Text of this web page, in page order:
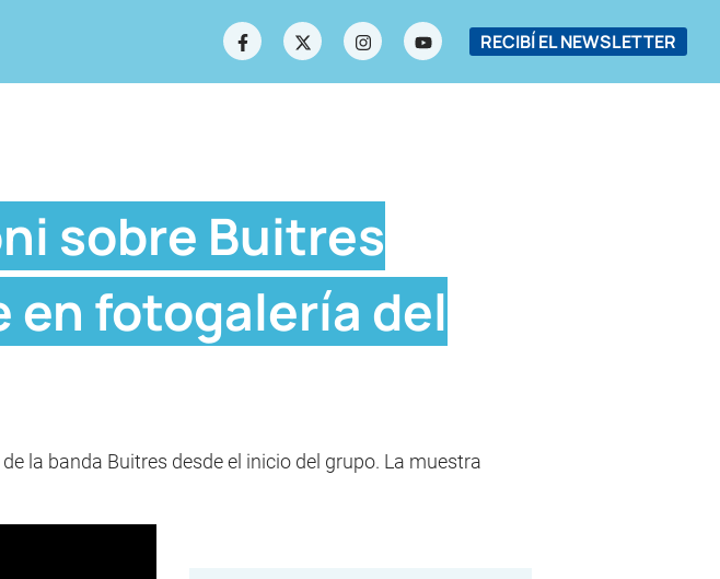
RECIBÍ EL NEWSLETTER
sobre Buitres
en fotogalería del
la banda Buitres desde el inicio del grupo. La muestra